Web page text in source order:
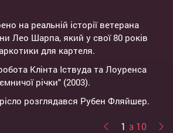
на реальній історії ветерана
Лео Шарпа, який у свої 80 років
для картеля.
Клінта Іствуда та Лоуренса
річки" (2003).
розглядався Рубен Фляйшер.
1 з 10